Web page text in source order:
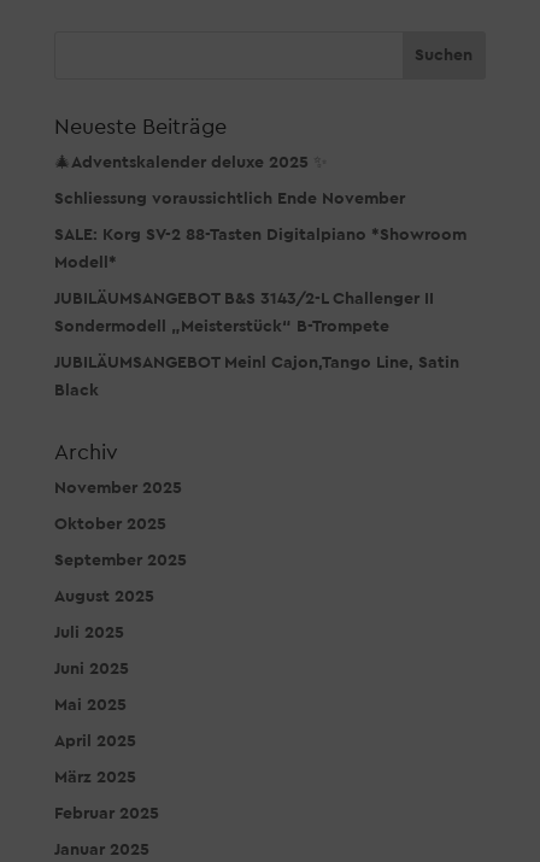
Neueste Beiträge
🎄Adventskalender deluxe 2025 ✨
Schliessung voraussichtlich Ende November
SALE: Korg SV-2 88-Tasten Digitalpiano *Showroom
Modell*
JUBILÄUMSANGEBOT B&S 3143/2-L Challenger II
Sondermodell „Meisterstück“ B-Trompete
JUBILÄUMSANGEBOT Meinl Cajon,Tango Line, Satin
Black
Archiv
November 2025
Oktober 2025
September 2025
August 2025
Juli 2025
Juni 2025
Mai 2025
April 2025
März 2025
Februar 2025
Januar 2025